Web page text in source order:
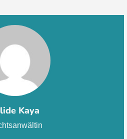
Kaya